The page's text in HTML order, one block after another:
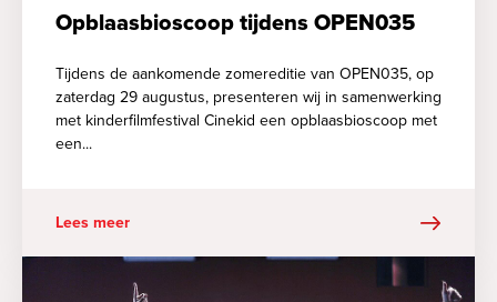
Opblaasbioscoop tijdens OPEN035
Tijdens de aankomende zomereditie van OPEN035, op
zaterdag 29 augustus, presenteren wij in samenwerking
met kinderfilmfestival Cinekid een opblaasbioscoop met
een...
Lees meer